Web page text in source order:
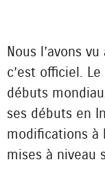
Nous l’avons
c’est officiel.
débuts
ses débuts en
modifications à
mises à niveau